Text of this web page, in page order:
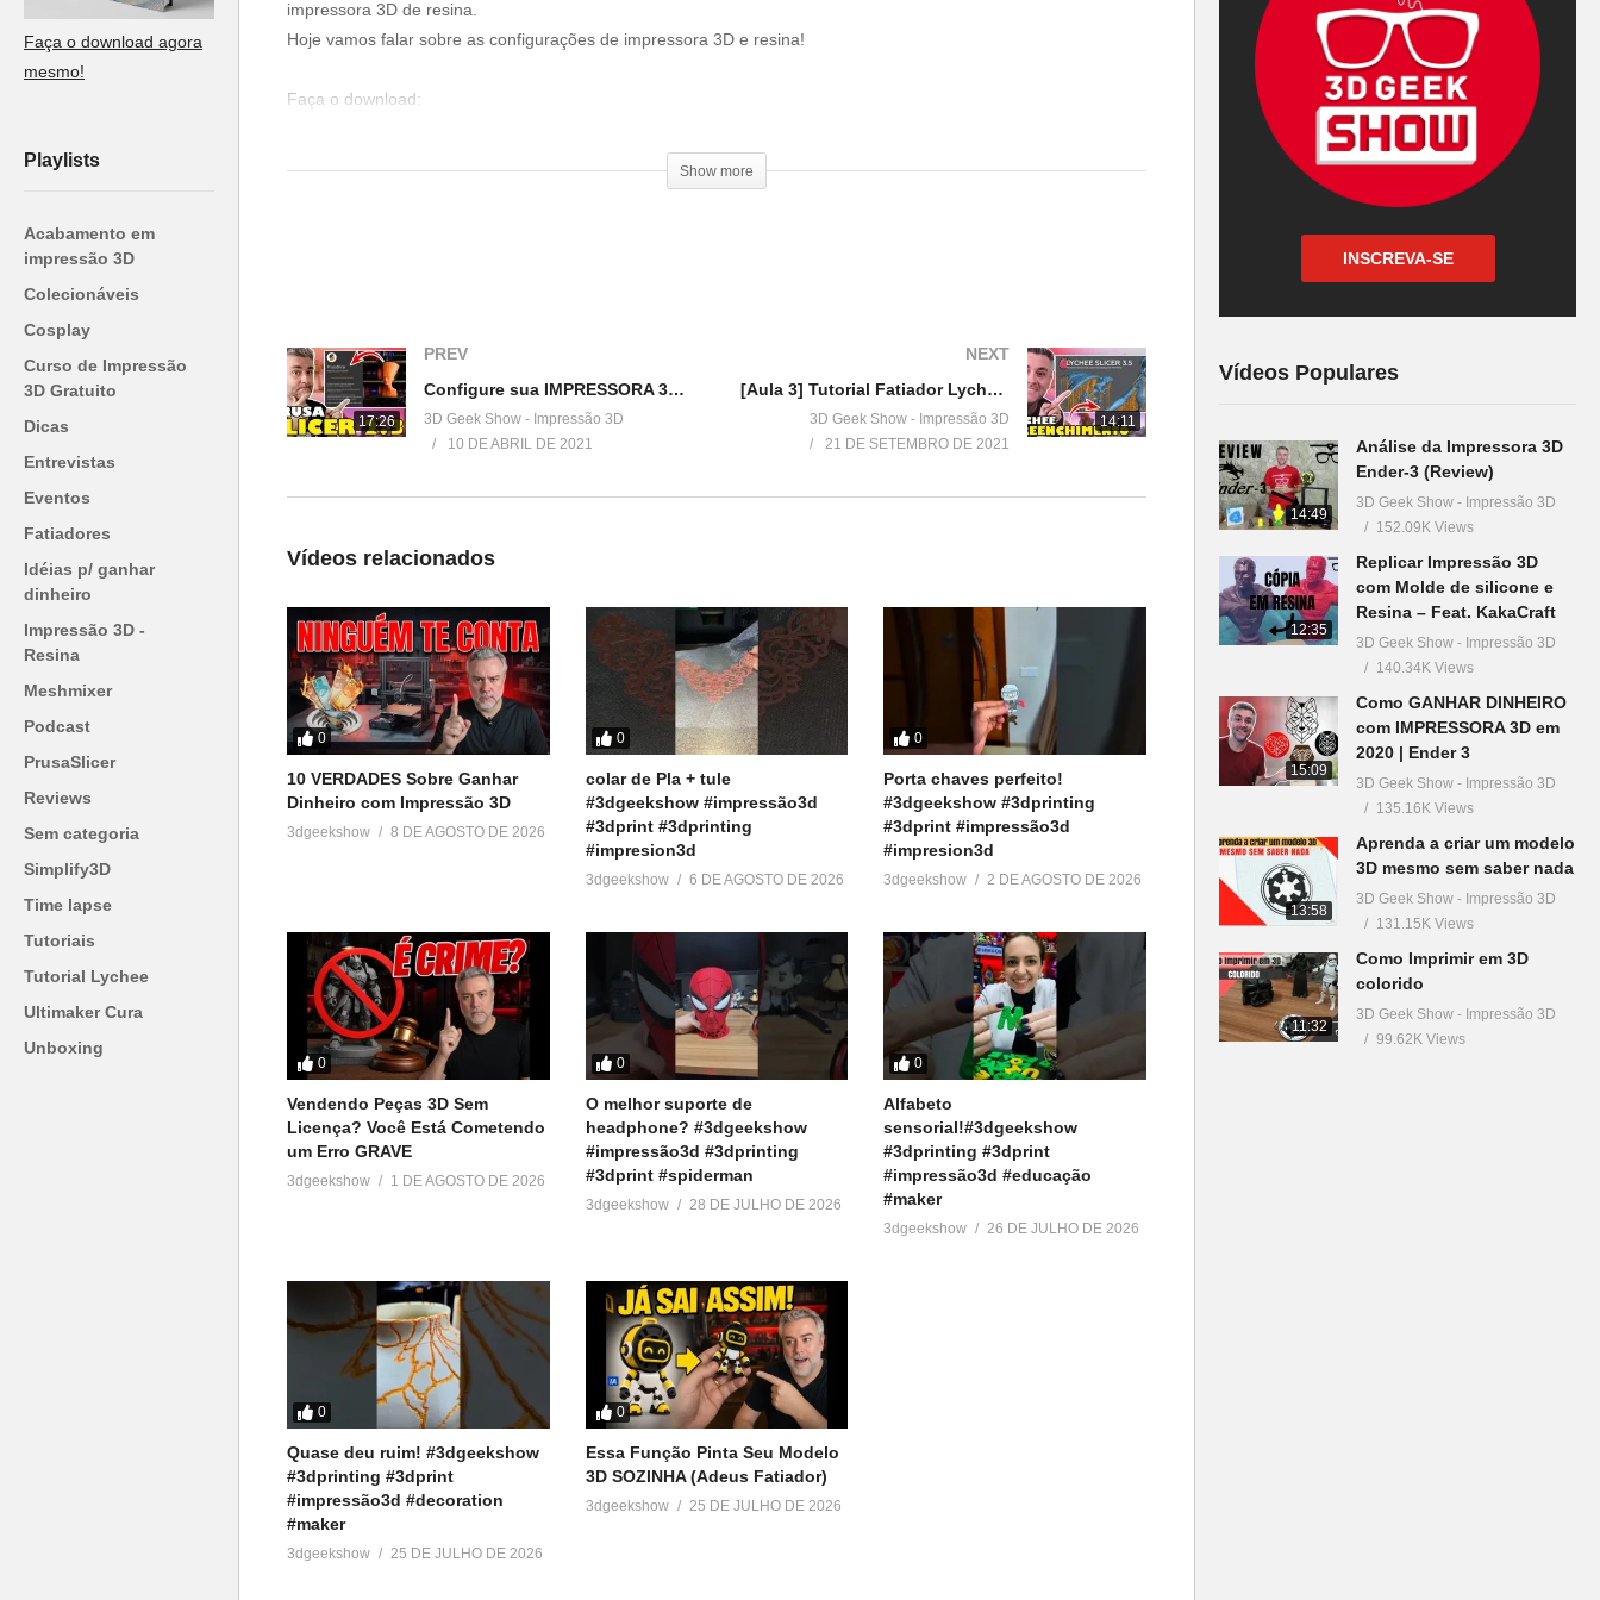
Faça o download agora
mesmo!
Playlists
Acabamento em
impressão 3D
Colecionáveis
Cosplay
Curso de Impressão
3D Gratuito
Dicas
Entrevistas
Eventos
Fatiadores
Idéias p/ ganhar
dinheiro
Impressão 3D -
Resina
Meshmixer
Podcast
PrusaSlicer
Reviews
Sem categoria
Simplify3D
Time lapse
Tutoriais
Tutorial Lychee
Ultimaker Cura
Unboxing
impressora 3D de resina.
Hoje vamos falar sobre as configurações de impressora 3D e resina!
Faça o download:
Venha fazer parte do nosso clube exclusivo de membros:
Cursos indicados pelo 3DGeekShow
▶http://bit.ly/Cursos3DGS
=================================
▶http://bit.ly/ListaProdutos3D
Acesse:
▶http://www.3dgeekshow.com.br
Redes sociais (Instagram, Facebook e Twitter):
▶ @3DGeekShow
Grupo no facebook
Contato:
murilo@3DGeekShow.com.br
#3DGeekShow #Impressão3D #Impressora3D #3DPrinter #3DPrinting #lychee
Veja no youtube
(Visited 528 times, 1 visits today)
Show more
17:26
PREV
Configure sua IMPRESSORA 3D no fatiador PRUSA SLICER 2.3
3D Geek Show - Impressão 3D
10 DE ABRIL DE 2021
14:11
NEXT
[Aula 3] Tutorial Fatiador Lychee – Preenchimento
3D Geek Show - Impressão 3D
21 DE SETEMBRO DE 2021
Vídeos relacionados
0
10 VERDADES Sobre Ganhar
Dinheiro com Impressão 3D
3dgeekshow 8 DE AGOSTO DE 2026
0
colar de Pla + tule
#3dgeekshow #impressão3d
#3dprint #3dprinting
#impresion3d
3dgeekshow 6 DE AGOSTO DE 2026
0
Porta chaves perfeito!
#3dgeekshow #3dprinting
#3dprint #impressão3d
#impresion3d
3dgeekshow 2 DE AGOSTO DE 2026
0
Vendendo Peças 3D Sem
Licença? Você Está Cometendo
um Erro GRAVE
3dgeekshow 1 DE AGOSTO DE 2026
0
O melhor suporte de
headphone? #3dgeekshow
#impressão3d #3dprinting
#3dprint #spiderman
3dgeekshow 28 DE JULHO DE 2026
0
Alfabeto
sensorial!#3dgeekshow
#3dprinting #3dprint
#impressão3d #educação
#maker
3dgeekshow 26 DE JULHO DE 2026
0
Quase deu ruim! #3dgeekshow
#3dprinting #3dprint
#impressão3d #decoration
#maker
3dgeekshow 25 DE JULHO DE 2026
0
Essa Função Pinta Seu Modelo
3D SOZINHA (Adeus Fatiador)
3dgeekshow 25 DE JULHO DE 2026
INSCREVA-SE
Vídeos Populares
14:49
Análise da Impressora 3D
Ender-3 (Review)
3D Geek Show - Impressão 3D
152.09K Views
12:35
Replicar Impressão 3D
com Molde de silicone e
Resina – Feat. KakaCraft
3D Geek Show - Impressão 3D
140.34K Views
15:09
Como GANHAR DINHEIRO
com IMPRESSORA 3D em
2020 | Ender 3
3D Geek Show - Impressão 3D
135.16K Views
13:58
Aprenda a criar um modelo
3D mesmo sem saber nada
3D Geek Show - Impressão 3D
131.15K Views
11:32
Como Imprimir em 3D
colorido
3D Geek Show - Impressão 3D
99.62K Views